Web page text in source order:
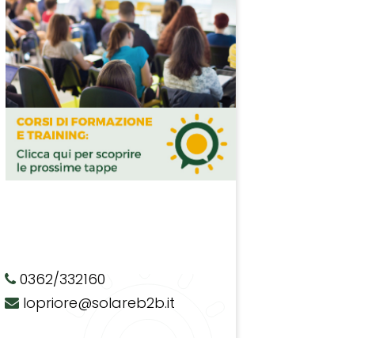
0362/332160
lopriore@solareb2b.it